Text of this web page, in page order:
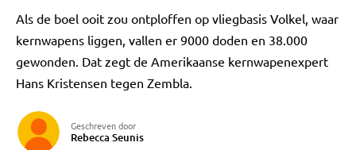
Als de boel ooit zou ontploffen op vliegbasis Volkel, waar
kernwapens liggen, vallen er 9000 doden en 38.000
gewonden. Dat zegt de Amerikaanse kernwapenexpert
Hans Kristensen tegen Zembla.
Geschreven door
Rebecca Seunis